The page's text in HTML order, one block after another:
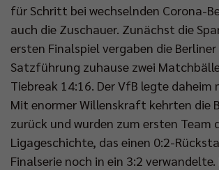
für Schritt bei wechselnden Corona-
auch die Zuschauer. Zunächst die
ersten Finalspiel vergaben die
Satzführung zuhause zwei
Tiebreak 14:16. Der VfB legte daheim
Mit enormer Willenskraft kehrten die
zurück und wurden zum ersten Team
Ligageschichte, das einen 0:2-
Finalserie noch in ein 3:2